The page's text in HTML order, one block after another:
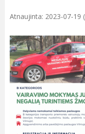
Atnaujinta: 2023-07-19